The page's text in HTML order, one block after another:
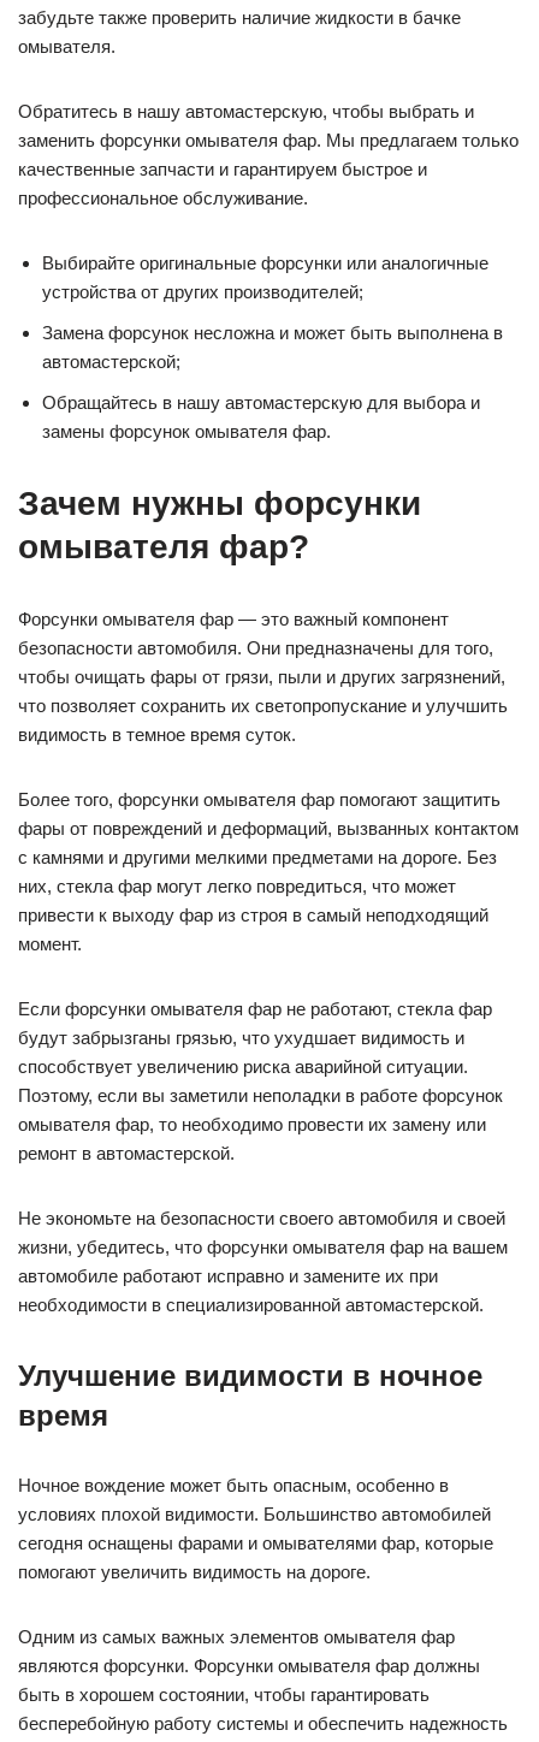
забудьте также проверить наличие жидкости в бачке
омывателя.
Обратитесь в нашу автомастерскую, чтобы выбрать и
заменить форсунки омывателя фар. Мы предлагаем только
качественные запчасти и гарантируем быстрое и
профессиональное обслуживание.
Выбирайте оригинальные форсунки или аналогичные
устройства от других производителей;
Замена форсунок несложна и может быть выполнена в
автомастерской;
Обращайтесь в нашу автомастерскую для выбора и
замены форсунок омывателя фар.
Зачем нужны форсунки
омывателя фар?
Форсунки омывателя фар — это важный компонент
безопасности автомобиля. Они предназначены для того,
чтобы очищать фары от грязи, пыли и других загрязнений,
что позволяет сохранить их светопропускание и улучшить
видимость в темное время суток.
Более того, форсунки омывателя фар помогают защитить
фары от повреждений и деформаций, вызванных контактом
с камнями и другими мелкими предметами на дороге. Без
них, стекла фар могут легко повредиться, что может
привести к выходу фар из строя в самый неподходящий
момент.
Если форсунки омывателя фар не работают, стекла фар
будут забрызганы грязью, что ухудшает видимость и
способствует увеличению риска аварийной ситуации.
Поэтому, если вы заметили неполадки в работе форсунок
омывателя фар, то необходимо провести их замену или
ремонт в автомастерской.
Не экономьте на безопасности своего автомобиля и своей
жизни, убедитесь, что форсунки омывателя фар на вашем
автомобиле работают исправно и замените их при
необходимости в специализированной автомастерской.
Улучшение видимости в ночное
время
Ночное вождение может быть опасным, особенно в
условиях плохой видимости. Большинство автомобилей
сегодня оснащены фарами и омывателями фар, которые
помогают увеличить видимость на дороге.
Одним из самых важных элементов омывателя фар
являются форсунки. Форсунки омывателя фар должны
быть в хорошем состоянии, чтобы гарантировать
бесперебойную работу системы и обеспечить надежность